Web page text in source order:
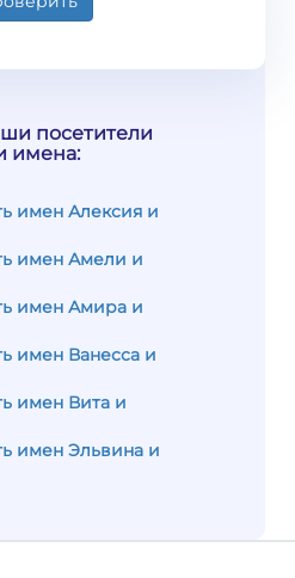
посетители
имена:
имен Алексия и
имен Амели и
имен Амира и
имен Ванесса и
имен Вита и
имен Эльвина и